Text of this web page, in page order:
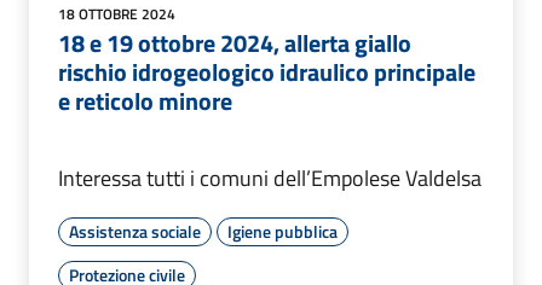
18 OTTOBRE 2024
18 e 19 ottobre 2024, allerta giallo
rischio idrogeologico idraulico principale
e reticolo minore
Interessa tutti i comuni dell’Empolese Valdelsa
Assistenza sociale
Igiene pubblica
Protezione civile